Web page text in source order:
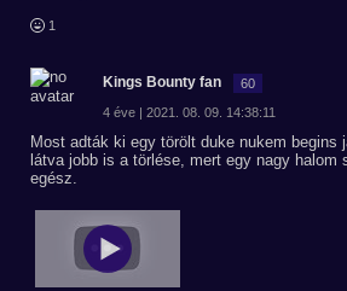
1
Kings Bounty fan 60
4 éve | 2021. 08. 09. 14:38:11
Most adták ki egy törölt duke nukem begins
látva jobb is a törlése, mert egy nagy halom
egész.